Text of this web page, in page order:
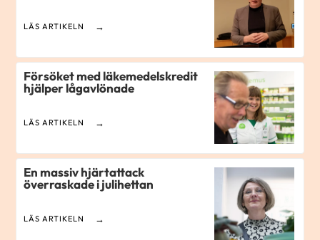
LÄS ARTIKELN
Försöket med läkemedelskredit
hjälper lågavlönade
LÄS ARTIKELN
En massiv hjärtattack
överraskade i julihettan
LÄS ARTIKELN